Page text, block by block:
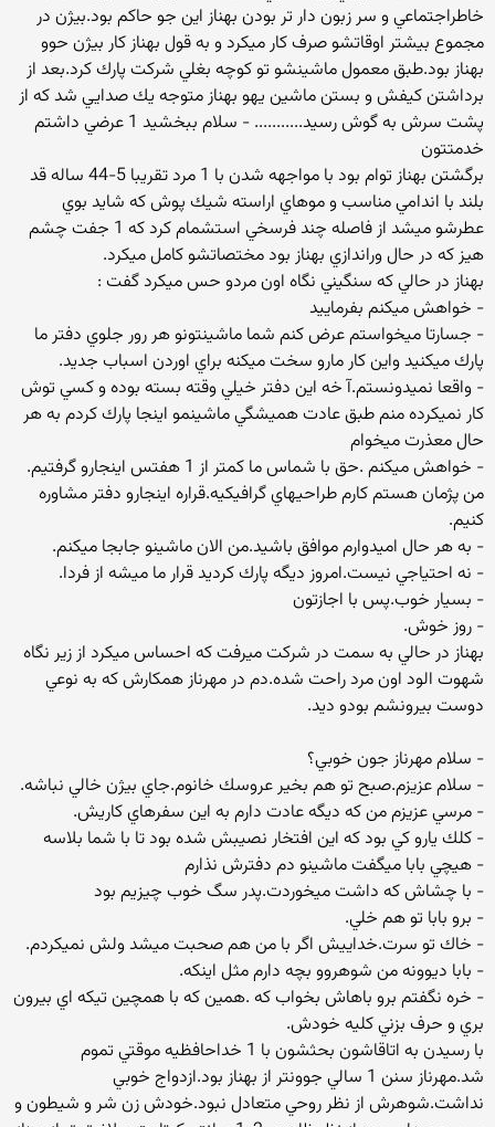
خاطراجتماعي و سر زبون دار تر بودن بهناز اين جو حاكم بود.بيژن در
مجموع بيشتر اوقاتشو صرف كار ميكرد و به قول بهناز كار بيژن حوو
بهناز بود.طبق معمول ماشينشو تو كوچه بغلي شركت پارك كرد.بعد از
برداشتن كيفش و بستن ماشين يهو بهناز متوجه يك صدايي شد كه از
پشت سرش به گوش رسيد........... - سلام ببخشيد 1 عرضي داشتم
خدمتتون
برگشتن بهناز توام بود با مواجهه شدن با 1 مرد تقريبا 5-44 ساله قد
بلند با اندامي مناسب و موهاي اراسته شيك پوش كه شايد بوي
عطرشو ميشد از فاصله چند فرسخي استشمام كرد كه 1 جفت چشم
هيز كه در حال وراندازي بهناز بود مختصاتشو كامل ميكرد.
بهناز در حالي كه سنگيني نگاه اون مردو حس ميكرد گفت :
- خواهش ميكنم بفرماييد
- جسارتا ميخواستم عرض كنم شما ماشينتونو هر رور جلوي دفتر ما
پارك ميكنيد واين كار مارو سخت ميكنه براي اوردن اسباب جديد.
- واقعا نميدونستم.آ خه اين دفتر خيلي وقته بسته بوده و كسي توش
كار نميكرده منم طبق عادت هميشگي ماشينمو اينجا پارك كردم به هر
حال معذرت ميخوام
- خواهش ميكنم .حق با شماس ما كمتر از 1 هفتس اينجارو گرفتيم.
من پژمان هستم كارم طراحيهاي گرافيكيه.قراره اينجارو دفتر مشاوره
كنيم.
- به هر حال اميدوارم موافق باشيد.من الان ماشينو جابجا ميكنم.
- نه احتياجي نيست.امروز ديگه پارك كرديد قرار ما ميشه از فردا.
- بسيار خوب.پس با اجازتون
- روز خوش.
بهناز در حالي به سمت در شركت ميرفت كه احساس ميكرد از زير نگاه
شهوت الود اون مرد راحت شده.دم در مهرناز همكارش كه به نوعي
دوست بيرونشم بودو ديد.
- سلام مهرناز جون خوبي؟
- سلام عزيزم.صبح تو هم بخير عروسك خانوم.جاي بيژن خالي نباشه.
- مرسي عزيزم من كه ديگه عادت دارم به اين سفرهاي كاريش.
- كلك يارو كي بود كه اين افتخار نصيبش شده بود تا با شما بلاسه
- هيچي بابا ميگفت ماشينو دم دفترش نذارم
- با چشاش كه داشت ميخوردت.پدر سگ خوب چيزيم بود
- برو بابا تو هم خلي.
- خاك تو سرت.خداييش اگر با من هم صحبت ميشد ولش نميكردم.
- بابا ديوونه من شوهروو بچه دارم مثل اينكه.
- خره نگفتم برو باهاش بخواب كه .همين كه با همچين تيكه اي بيرون
بري و حرف بزني كليه خودش.
با رسيدن به اتاقاشون بحثشون با 1 خداحافظيه موقتي تموم
شد.مهرناز سنن 1 سالي جوونتر از بهناز بود.ازدواج خوبي
نداشت.شوهرش از نظر روحي متعادل نبود.خودش زن شر و شيطون و